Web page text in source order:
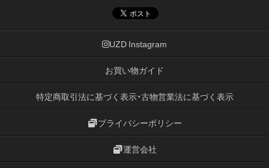
UZD Instagram
お買い物ガイド
特定商取引法に基づく表示・古物営業法に基づく表示
プライバシーポリシー
運営会社